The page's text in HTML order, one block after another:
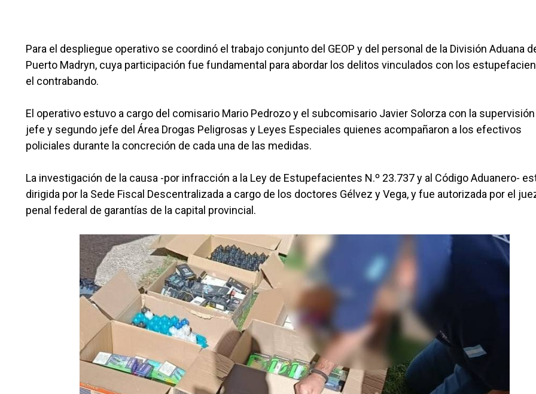
Para el despliegue operativo se coordinó el trabajo conjunto del GEOP y del personal de la División Aduana
Puerto Madryn, cuya participación fue fundamental para abordar los delitos vinculados con los
el contrabando.
El operativo estuvo a cargo del comisario Mario Pedrozo y el subcomisario Javier Solorza con la
jefe y segundo jefe del Área Drogas Peligrosas y Leyes Especiales quienes acompañaron a los efectivos
policiales durante la concreción de cada una de las medidas.
La investigación de la causa -por infracción a la Ley de Estupefacientes N.º 23.737 y al Código Aduanero-
dirigida por la Sede Fiscal Descentralizada a cargo de los doctores Gélvez y Vega, y fue autorizada por el
penal federal de garantías de la capital provincial.